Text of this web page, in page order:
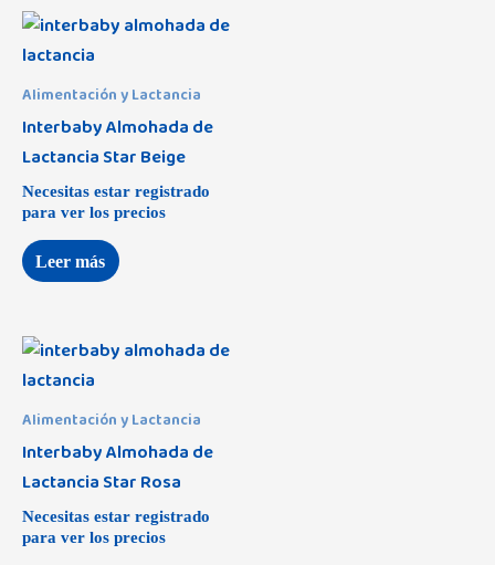
Alimentación y Lactancia
Interbaby Almohada de
Lactancia Star Beige
Necesitas estar registrado
para ver los precios
Leer más
Alimentación y Lactancia
Interbaby Almohada de
Lactancia Star Rosa
Necesitas estar registrado
para ver los precios